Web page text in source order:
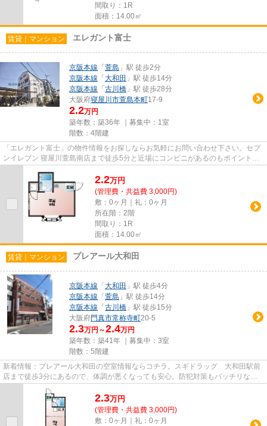
間取り：1R
面積：14.00㎡
賃貸｜マンション エレガント富士
京阪本線 「 萱島 」駅 徒歩2分
京阪本線 「 大和田 」駅 徒歩14分
京阪本線 「 古川橋 」駅 徒歩28分
大阪府寝屋川市萱島本町17-9
2.2万円
築年数：築36年 ｜募集中： 1室
階数：4階建
「エレガント富士」の物件情報をお探しならお気軽にお問い合わせ下さい。セブ
ンイレブン 寝屋川萱島南店まで徒歩5分と近場にコンビニがあるのもポイント。2
2.2万円
(管理費・共益費 3,000円)
敷：0ヶ月｜礼：0ヶ月
所在階：2階
間取り：1R
面積：14.00㎡
賃貸｜マンション プレアール大和田
京阪本線 「 大和田 」駅 徒歩4分
京阪本線 「 萱島 」駅 徒歩14分
京阪本線 「 古川橋 」駅 徒歩15分
大阪府門真市常称寺町20-5
2.3万円～2.4万円
築年数：築41年 ｜募集中： 3室
階数：5階建
新着情報：プレアール大和田の空室情報ならコチラ。スギドラッグ 大和田駅前
店まで徒歩3分にあるので、体調が悪くなっても安心。防犯対策もバッチリなマ
ンションタイプの物件です。お...
2.3万円
(管理費・共益費 3,000円)
敷：0ヶ月｜礼：0ヶ月